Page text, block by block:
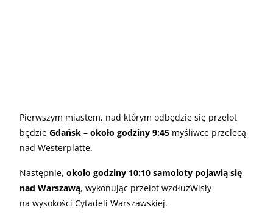
Pierwszym miastem, nad którym odbędzie się przelot
będzie Gdańsk – około godziny 9:45 myśliwce przelecą
nad Westerplatte.
Następnie, około godziny 10:10 samoloty pojawią się
nad Warszawą, wykonując przelot wzdłużWisły
na wysokości Cytadeli Warszawskiej.